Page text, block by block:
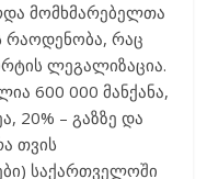
მომხმარებელთა
რაოდენობა, რაც
ლეგალიზაცია.
600 000 მანქანა,
20% – გაზზე და
თვის
საქართველოში